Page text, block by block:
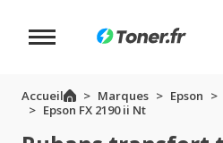
Accueil Marques Epson
Epson FX 2190 ii Nt